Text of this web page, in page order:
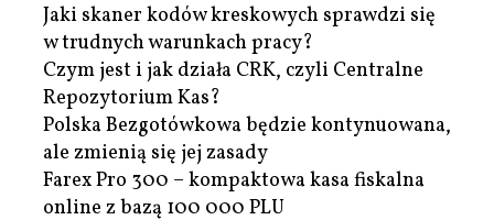
Jaki skaner kodów kreskowych sprawdzi się
w trudnych warunkach pracy?
Czym jest i jak działa CRK, czyli Centralne
Repozytorium Kas?
Polska Bezgotówkowa będzie kontynuowana,
ale zmienią się jej zasady
Farex Pro 300 – kompaktowa kasa fiskalna
online z bazą 100 000 PLU